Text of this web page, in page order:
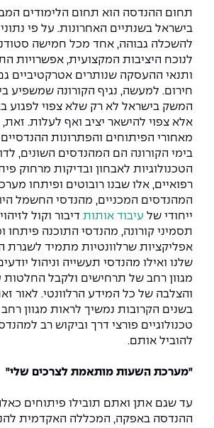
תחום ההנדסה הוא תחום הלימודים
בישראל בשנתיים האחרונות. על פי
להשכלה גבוהה, אחד מכל חמישה
לנוכח היציבות המקצועית, אפשרויות
ותנאי ההעסקה שנותרים אטרקטיביים
חירום. למעשה, נגיף הקורונה שמשפיע
המשק בישראל לא רק שלא צפוי לפגוע
אלא צפוי להישאר יציב ואף לעלות.
מאחורי הפיתוחים והפתרונות
בימי הקורונה הם המהנדסים השונים,
הטכנולוגיות לאבחון ובדיקות מרחוק
רפואיים, אלו שבנו רובוטים ופיתחו
המהנדסים המכניים, מהנדסי החשמל
ייחודי של עיבוד אותות דיבור וקול
תסמיני קורונה, מהנדסי התוכנה פיתחו
אפליקציות שרלוונטיות מתמיד לשגרת
שלנו ואילו מהנדסי תעשייה וניהול
מגוון רחב של תרחישים ולקבל החלטות
והצלבה של כל המידע הרלוונטי. לאור
בשנים הקרובות נמשיך לראות מגוון
טכנולוגיים פורצי דרך וביקוש רב
להוביל אותם.
"מערכת השעות מותאמת לצרכים שלי"
עד שגם אתן ואתם תובילו פיתוחים
ההנדסה באפקה, המכללה האקדמית
מדברים הנדסה (פודקאסט)
ידיעות מן העיתונות
כתבי עת
לעבוד באפקה
משרות פנויות
אזור אישי
כניסה לסגל
כניסה לסטודנטים
היחידה למתמטיקה
היחידה לפיזיקה
היחידה לאנגלית
היחידה ללימודי חוץ
קורס ניהול לוגיסטיקה ורכש
קורס ניהול מוצר בשילוב AI
קורס דירקטורים
קורס אנרגיה מתחדשת
אווירה נפיצה במתקני חשמל ומכשור
קורס ניהול פרויקטים בשילוב AI
קורסים מקצועיים מותאמים לארגונים
מועדוני סטודנטים
נבחרות הספורט
מעורבות חברתית
המרכז לקידום הלמידה
היחידה לבינלאומיות
שכר לימוד
מלגות
The Afeka Shop
מעטפת תמיכה וחוסן למשרתות
ולמשרתי המילואים – תשפ״ו
מדד הכישורים